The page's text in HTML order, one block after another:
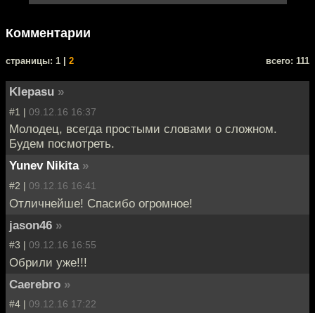
Комментарии
cтраницы: 1 | 2 всего: 111
Klepasu »
#1 | 09.12.16 16:37
Молодец, всегда простыми словами о сложном.
Будем посмотреть.
Yunev Nikita »
#2 | 09.12.16 16:41
Отличнейше! Спасибо огромное!
jason46 »
#3 | 09.12.16 16:55
Обрили уже!!!
Caerebro »
#4 | 09.12.16 17:22